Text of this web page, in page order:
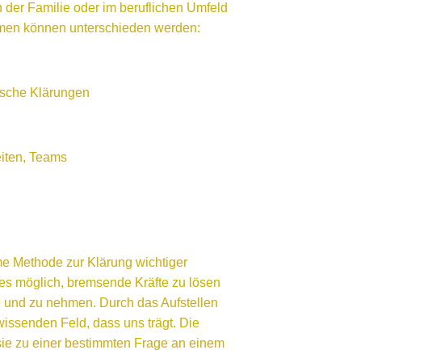
Familie oder im beruflichen Umfeld
können unterschieden werden:
Klärungen
Teams
Methode zur Klärung wichtiger
möglich, bremsende Kräfte zu lösen
zu nehmen. Durch das Aufstellen
Feld, dass uns trägt. Die
zu einer bestimmten Frage an einem